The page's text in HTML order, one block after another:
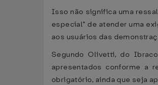
Isso não significa uma
especial" de atender uma
aos usuários das
Segundo Olivetti, do
apresentados conforme a
obrigatório, ainda que seja